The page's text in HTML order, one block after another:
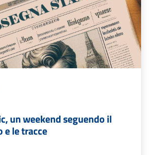
un weekend seguendo il
e le tracce